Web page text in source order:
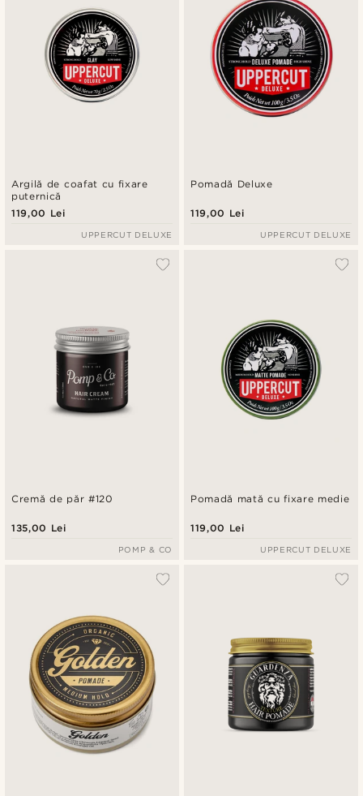
Preț descrescător
Argilă de coafat cu fixare
puternică
119,00 Lei
UPPERCUT DELUXE
Pomadă Deluxe
119,00 Lei
UPPERCUT DELUXE
Cremă de păr #120
135,00 Lei
POMP & CO
Pomadă mată cu fixare medie
119,00 Lei
UPPERCUT DELUXE